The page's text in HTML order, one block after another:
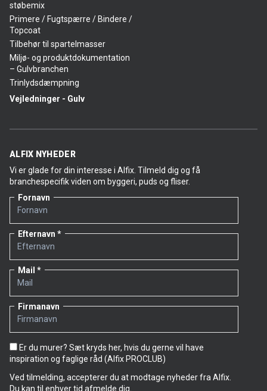
støbemix
Primere / Fugtspærre / Bindere /
Topcoat
Tilbehør til spartelmasser
Miljø- og produktdokumentation
– Gulvbranchen
Trinlydsdæmpning
Vejledninger - Gulv
ALFIX NYHEDER
Vi er glade for din interesse i Alfix. Tilmeld dig og få
branchespecifik viden om byggeri, puds og fliser.
Fornavn
Efternavn
Mail
Firmanavn
Er du murer? Sæt kryds her, hvis du gerne vil have
inspiration og faglige råd (Alfix PROCLUB)
Ved tilmelding, accepterer du at modtage nyheder fra Alfix.
Du kan til enhver tid afmelde dig.